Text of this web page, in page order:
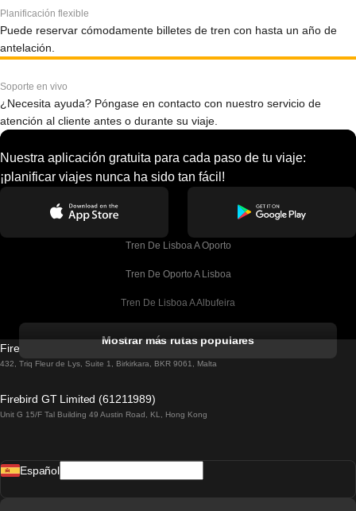
Planificación flexible
Puede reservar cómodamente billetes de tren con hasta un año de
antelación.
Soporte en vivo
¿Necesita ayuda? Póngase en contacto con nuestro servicio de
atención al cliente antes o durante su viaje.
Nuestra aplicación gratuita para cada paso de tu viaje:
¡planificar viajes nunca ha sido tan fácil!
Tren De Lisboa A Oporto
Tren De Oporto A Lisboa
Tren De Lisboa A Albufeira
Tren De Lisboa A Lagos
Tren De Lisboa A Madrid
Mostrar más rutas populares
Firebird GT Limited (OC 1451)
432, Triq Fleur de Lys, Suite 1, Birkirkara, BKR 9061, Malta
Firebird GT Limited (61211989)
Unit G 15/F Tal Building 49 Austin Road, KL, Hong Kong
Español